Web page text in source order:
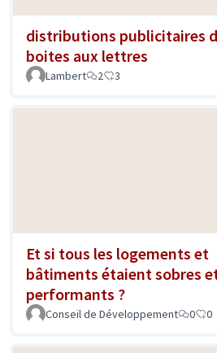
distributions publicitaires
boites aux lettres
Lambert 2 3
Et si tous les logements et
bâtiments étaient sobres
performants ?
Conseil de Développement 0 0